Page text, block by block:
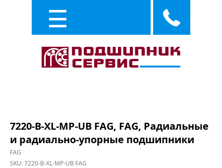
7220-B-XL-MP-UB FAG, FAG, Радиальные
и радиально-упорные подшипники
FAG
SKU:7220-B-XL-MP-UB FAG